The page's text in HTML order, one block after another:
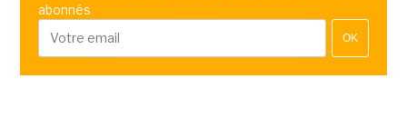
abonnés
OK